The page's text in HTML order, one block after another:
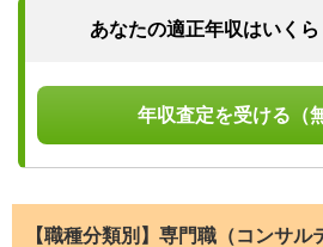
あなたの適正年収はいくら
年収査定を受ける（
【職種分類別】専門職（コンサ